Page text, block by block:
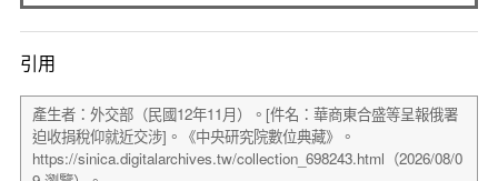
引用